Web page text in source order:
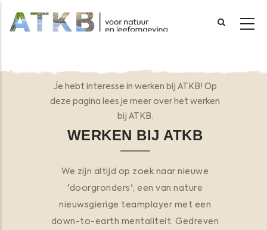
naar
Je hebt interesse in werken bij ATKB! Op
deze pagina lees je meer over het werken
bij ATKB.
WERKEN BIJ ATKB
We zijn altijd op zoek naar nieuwe
'doorgronders'; een van nature
nieuwsgierige teamplayer met een
down-to-earth mentaliteit. Gedreven